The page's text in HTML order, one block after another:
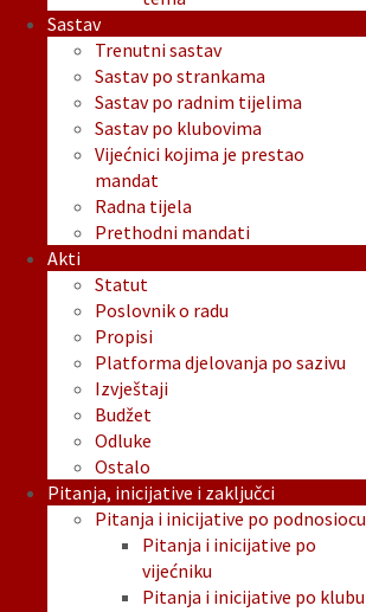
Sastav
Trenutni sastav
Sastav po strankama
Sastav po radnim tijelima
Sastav po klubovima
Vijećnici kojima je prestao
mandat
Radna tijela
Prethodni mandati
Akti
Statut
Poslovnik o radu
Propisi
Platforma djelovanja po sazivu
Izvještaji
Budžet
Odluke
Ostalo
Pitanja, inicijative i zaključci
Pitanja i inicijative po podnosiocu
Pitanja i inicijative po
vijećniku
Pitanja i inicijative po klubu